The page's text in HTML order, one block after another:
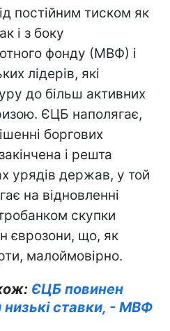
постійним тиском як
і з боку
фонду (МВФ) і
лідерів, які
до більш активних
ЄЦБ наполягає,
боргових
і решта
урядів держав, у той
на відновленні
скупки
єврозони, що, як
малоймовірно.
ЄЦБ повинен
низькі ставки, - МВФ